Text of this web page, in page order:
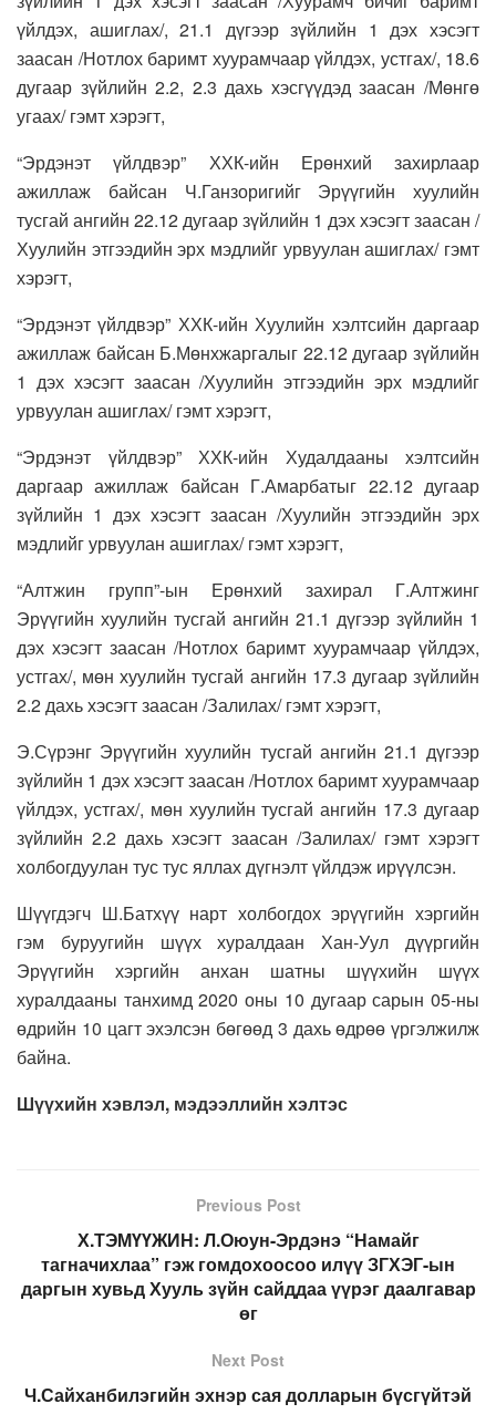
үйлдэх, ашиглах/, 21.1 дүгээр зүйлийн 1 дэх хэсэгт
заасан /Нотлох баримт хуурамчаар үйлдэх, устгах/, 18.6
дугаар зүйлийн 2.2, 2.3 дахь хэсгүүдэд заасан /Мөнгө
угаах/ гэмт хэрэгт,
“Эрдэнэт үйлдвэр” ХХК-ийн Ерөнхий захирлаар
ажиллаж байсан Ч.Ганзоригийг Эрүүгийн хуулийн
тусгай ангийн 22.12 дугаар зүйлийн 1 дэх хэсэгт заасан /
Хуулийн этгээдийн эрх мэдлийг урвуулан ашиглах/ гэмт
хэрэгт,
“Эрдэнэт үйлдвэр” ХХК-ийн Хуулийн хэлтсийн даргаар
ажиллаж байсан Б.Мөнхжаргалыг 22.12 дугаар зүйлийн
1 дэх хэсэгт заасан /Хуулийн этгээдийн эрх мэдлийг
урвуулан ашиглах/ гэмт хэрэгт,
“Эрдэнэт үйлдвэр” ХХК-ийн Худалдааны хэлтсийн
даргаар ажиллаж байсан Г.Амарбатыг 22.12 дугаар
зүйлийн 1 дэх хэсэгт заасан /Хуулийн этгээдийн эрх
мэдлийг урвуулан ашиглах/ гэмт хэрэгт,
“Алтжин групп”-ын Ерөнхий захирал Г.Алтжинг
Эрүүгийн хуулийн тусгай ангийн 21.1 дүгээр зүйлийн 1
дэх хэсэгт заасан /Нотлох баримт хуурамчаар үйлдэх,
устгах/, мөн хуулийн тусгай ангийн 17.3 дугаар зүйлийн
2.2 дахь хэсэгт заасан /Залилах/ гэмт хэрэгт,
Э.Сүрэнг Эрүүгийн хуулийн тусгай ангийн 21.1 дүгээр
зүйлийн 1 дэх хэсэгт заасан /Нотлох баримт хуурамчаар
үйлдэх, устгах/, мөн хуулийн тусгай ангийн 17.3 дугаар
зүйлийн 2.2 дахь хэсэгт заасан /Залилах/ гэмт хэрэгт
холбогдуулан тус тус яллах дүгнэлт үйлдэж ирүүлсэн.
Шүүгдэгч Ш.Батхүү нарт холбогдох эрүүгийн хэргийн
гэм буруугийн шүүх хуралдаан Хан-Уул дүүргийн
Эрүүгийн хэргийн анхан шатны шүүхийн шүүх
хуралдааны танхимд 2020 оны 10 дугаар сарын 05-ны
өдрийн 10 цагт эхэлсэн бөгөөд 3 дахь өдрөө үргэлжилж
байна.
Шүүхийн хэвлэл, мэдээллийн хэлтэс
Previous Post
Х.ТЭМҮҮЖИН: Л.Оюун-Эрдэнэ “Намайг
тагначихлаа” гэж гомдохоосоо илүү ЗГХЭГ-ын
даргын хувьд Хууль зүйн сайддаа үүрэг даалгавар
өг
Next Post
Ч.Сайханбилэгийн эхнэр сая долларын бүсгүйтэй